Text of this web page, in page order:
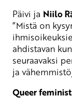
Päivi ja Niilo
”Mistä on
ahdistavan
seuraavaksi
ja
Queer